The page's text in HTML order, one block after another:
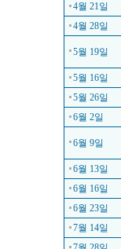
4월 21일
4월 28일
5월 19일
5월 16일
5월 26일
6월 2일
6월 9일
6월 13일
6월 16일
6월 23일
7월 14일